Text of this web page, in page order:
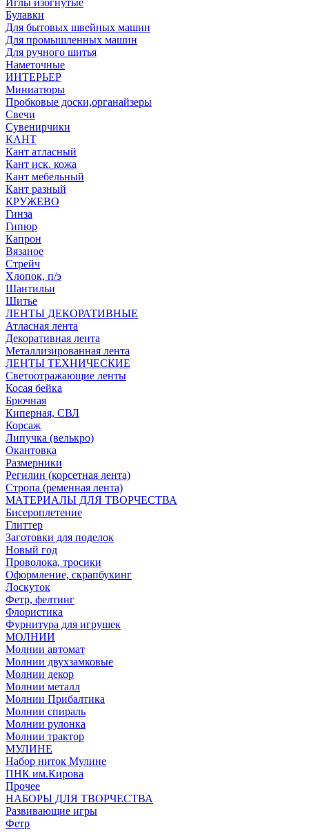
Иглы изогнутые
Булавки
Для бытовых швейных машин
Для промышленных машин
Для ручного шитья
Наметочные
ИНТЕРЬЕР
Миниатюры
Пробковые доски,органайзеры
Свечи
Сувенирчики
КАНТ
Кант атласный
Кант иск. кожа
Кант мебельный
Кант разный
КРУЖЕВО
Гинза
Гипюр
Капрон
Вязаное
Стрейч
Хлопок, п/э
Шантильи
Шитье
ЛЕНТЫ ДЕКОРАТИВНЫЕ
Атласная лента
Декоративная лента
Металлизированная лента
ЛЕНТЫ ТЕХНИЧЕСКИЕ
Светоотражающие ленты
Косая бейка
Брючная
Киперная, СВЛ
Корсаж
Липучка (велькро)
Окантовка
Размерники
Регилин (корсетная лента)
Стропа (ременная лента)
МАТЕРИАЛЫ ДЛЯ ТВОРЧЕСТВА
Бисероплетение
Глиттер
Заготовки для поделок
Новый год
Проволока, тросики
Оформление, скрапбукинг
Лоскуток
Фетр, фелтинг
Флористика
Фурнитура для игрушек
МОЛНИИ
Молнии автомат
Молнии двухзамковые
Молнии декор
Молнии металл
Молнии Прибалтика
Молнии спираль
Молнии рулонка
Молнии трактор
МУЛИНЕ
Набор ниток Мулине
ПНК им.Кирова
Прочее
НАБОРЫ ДЛЯ ТВОРЧЕСТВА
Развивающие игры
Фетр